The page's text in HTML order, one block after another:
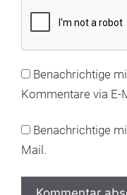
Benachrichtige
Kommentare via E-
Benachrichtige
Mail.